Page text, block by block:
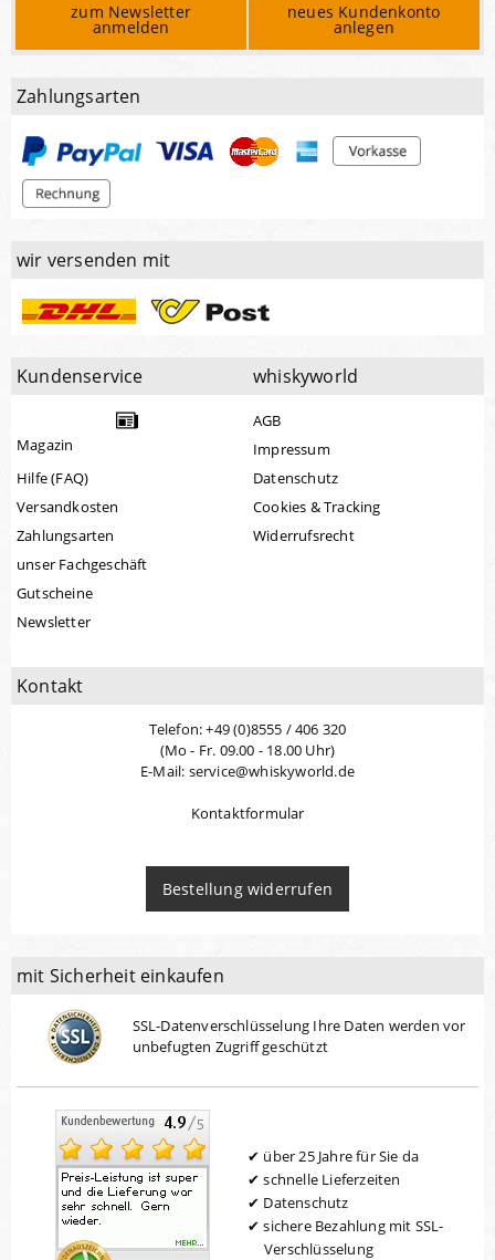
zum Newsletter
anmelden
neues Kundenkonto
anlegen
Zahlungsarten
wir versenden mit
Kundenservice
Magazin
Hilfe (FAQ)
Versandkosten
Zahlungsarten
unser Fachgeschäft
Gutscheine
Newsletter
whiskyworld
AGB
Impressum
Datenschutz
Cookies & Tracking
Widerrufsrecht
Kontakt
Telefon: +49 (0)8555 / 406 320
(Mo - Fr. 09.00 - 18.00 Uhr)
E-Mail: service@whiskyworld.de
Kontaktformular
Bestellung widerrufen
mit Sicherheit einkaufen
SSL-Datenverschlüsselung Ihre Daten werden vor
unbefugten Zugriff geschützt
über 25 Jahre für Sie da
schnelle Lieferzeiten
Datenschutz
sichere Bezahlung mit SSL-
Verschlüsselung